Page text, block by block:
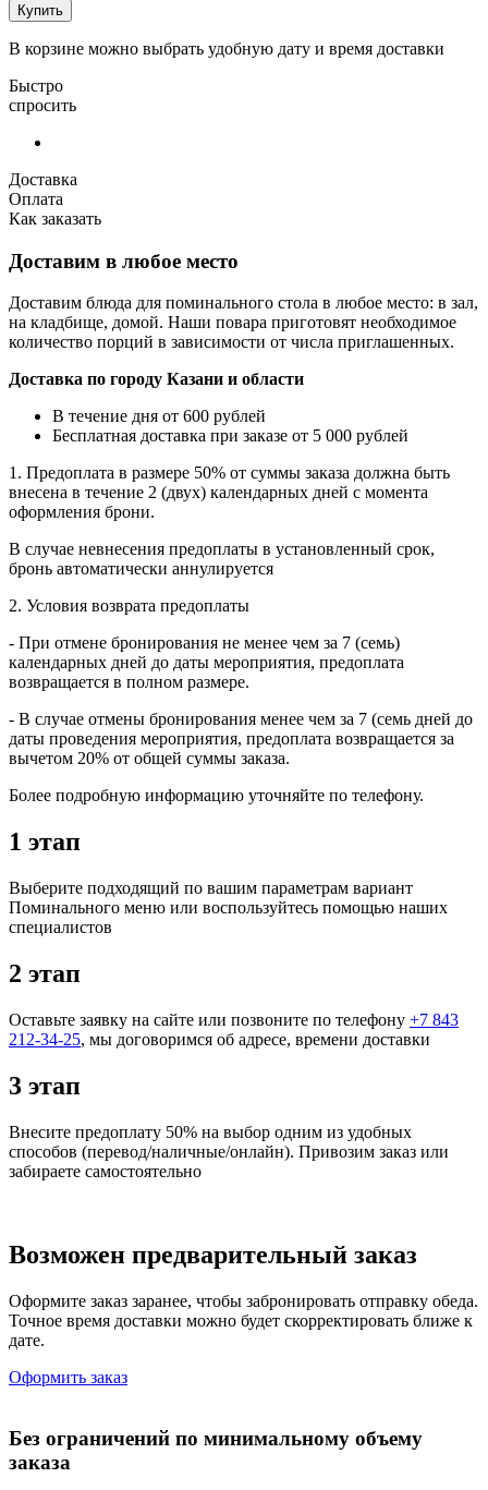
Купить
В корзине можно выбрать удобную дату и время доставки
Быстро
спросить
Доставка
Оплата
Как заказать
Доставим в любое место
Доставим блюда для поминального стола в любое место: в зал,
на кладбище, домой. Наши повара приготовят необходимое
количество порций в зависимости от числа приглашенных.
Доставка по городу Казани и области
В течение дня от 600 рублей
Бесплатная доставка при заказе от 5 000 рублей
1. Предоплата в размере 50% от суммы заказа должна быть
внесена в течение 2 (двух) календарных дней с момента
оформления брони.
B случае невнесения предоплаты в установленный срок,
бронь автоматически аннулируется
2. Условия возврата предоплаты
- При отмене бронирования не менее чем за 7 (семь)
календарных дней до даты мероприятия, предоплата
возвращается в полном размере.
- В случае отмены бронирования менее чем за 7 (семь дней до
даты проведения мероприятия, предоплата возвращается за
вычетом 20% от общей суммы заказа.
Более подробную информацию уточняйте по телефону.
1 этап
Выберите подходящий по вашим параметрам вариант
Поминального меню или воспользуйтесь помощью наших
специалистов
2 этап
Оставьте заявку на сайте или позвоните по телефону +7 843
212-34-25, мы договоримся об адресе, времени доставки
3 этап
Внесите предоплату 50% на выбор одним из удобных
способов (перевод/наличные/онлайн). Привозим заказ или
забираете самостоятельно
Возможен предварительный заказ
Оформите заказ заранее, чтобы забронировать отправку обеда.
Точное время доставки можно будет скорректировать ближе к
дате.
Оформить заказ
Без ограничений по минимальному объему
заказа